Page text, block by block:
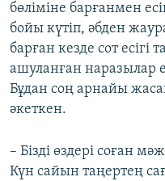
бөліміне барғанмен
бойы күтіп, әбден
барған кезде сот есігі
ашуланған наразылар
Бұдан соң арнайы
әкеткен.
– Бізді өздері соған
Күн сайын таңертең